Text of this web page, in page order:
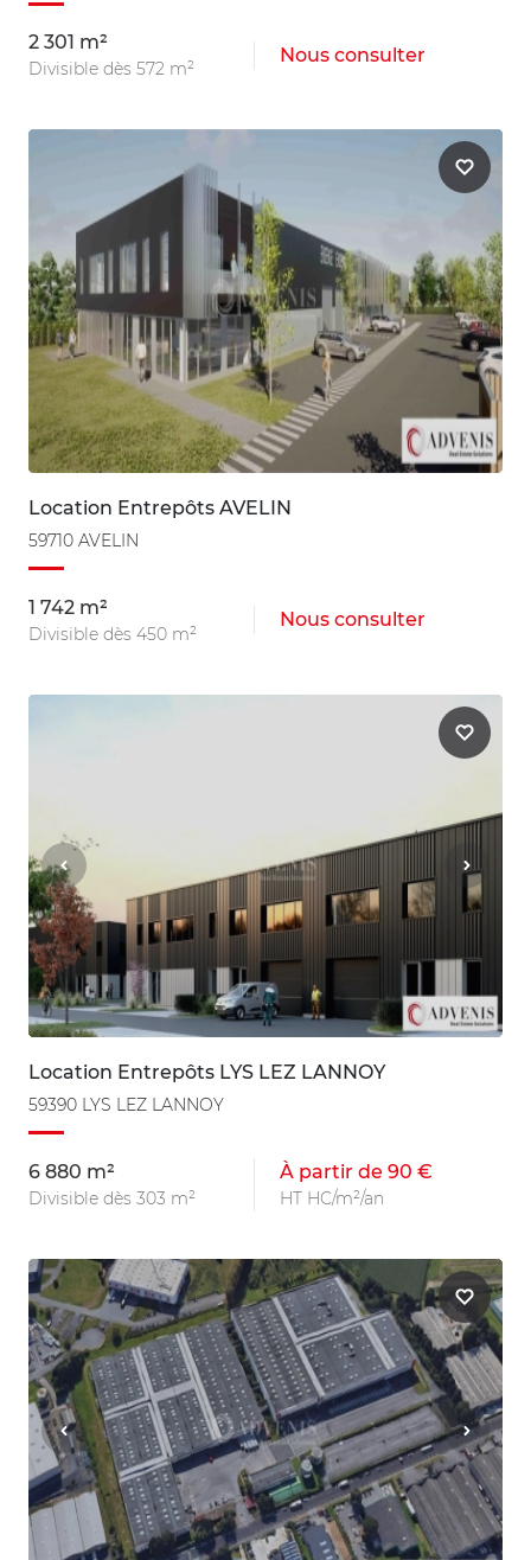
2 301 m²
Divisible dès 572 m²
Nous consulter
Location Entrepôts AVELIN
59710 AVELIN
1 742 m²
Divisible dès 450 m²
Nous consulter
Location Entrepôts LYS LEZ LANNOY
59390 LYS LEZ LANNOY
6 880 m²
Divisible dès 303 m²
À partir de 90 €
HT HC/m²/an